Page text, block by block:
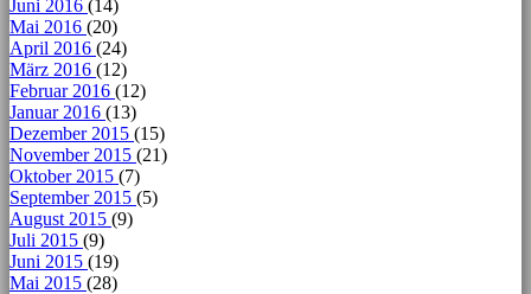
Juni 2016 (14)
Mai 2016 (20)
April 2016 (24)
März 2016 (12)
Februar 2016 (12)
Januar 2016 (13)
Dezember 2015 (15)
November 2015 (21)
Oktober 2015 (7)
September 2015 (5)
August 2015 (9)
Juli 2015 (9)
Juni 2015 (19)
Mai 2015 (28)